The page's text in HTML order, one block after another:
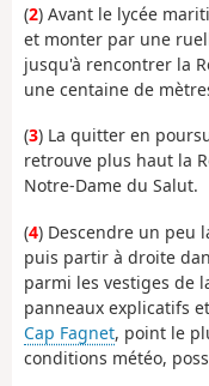
(2) Avant le lycée
et monter par une
jusqu'à rencontrer la
une centaine de
(3) La quitter en
retrouve plus haut la
Notre-Dame du Salut.
(4) Descendre un peu
puis partir à droite
parmi les vestiges de
panneaux explicatifs
Cap Fagnet, point le
conditions météo,